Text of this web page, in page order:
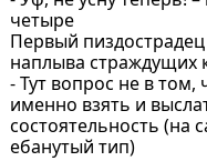
четыре
Первый
наплыва страждущих
- Тут вопрос не в том,
именно взять и
состоятельность (на
ебанутый тип)